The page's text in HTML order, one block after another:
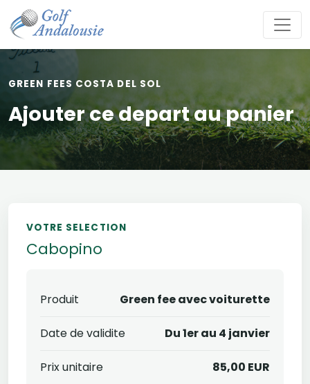
GREEN FEES COSTA DEL SOL
Ajouter ce depart au panier
VOTRE SELECTION
Cabopino
Produit Green fee avec voiturette
Date de validite Du 1er au 4 janvier
Prix unitaire 85,00 EUR